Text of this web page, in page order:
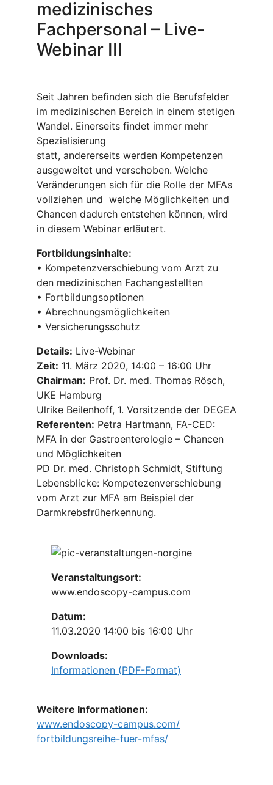
medizinisches
Fachpersonal – Live-
Webinar III
Seit Jahren befinden sich die Berufsfelder
im medizinischen Bereich in einem stetigen
Wandel. Einerseits findet immer mehr
Spezialisierung
statt, andererseits werden Kompetenzen
ausgeweitet und verschoben. Welche
Veränderungen sich für die Rolle der MFAs
vollziehen und welche Möglichkeiten und
Chancen dadurch entstehen können, wird
in diesem Webinar erläutert.
Fortbildungsinhalte:
• Kompetenzverschiebung vom Arzt zu
den medizinischen Fachangestellten
• Fortbildungsoptionen
• Abrechnungsmöglichkeiten
• Versicherungsschutz
Details: Live-Webinar
Zeit: 11. März 2020, 14:00 – 16:00 Uhr
Chairman: Prof. Dr. med. Thomas Rösch,
UKE Hamburg
Ulrike Beilenhoff, 1. Vorsitzende der DEGEA
Referenten: Petra Hartmann, FA-CED:
MFA in der Gastroenterologie – Chancen
und Möglichkeiten
PD Dr. med. Christoph Schmidt, Stiftung
Lebensblicke: Kompetezenverschiebung
vom Arzt zur MFA am Beispiel der
Darmkrebsfrüherkennung.
Veranstaltungsort:
www.endoscopy-campus.com
Datum:
11.03.2020 14:00 bis 16:00 Uhr
Downloads:
Informationen (PDF-Format)
Weitere Informationen:
www.endoscopy-campus.com/
fortbildungsreihe-fuer-mfas/